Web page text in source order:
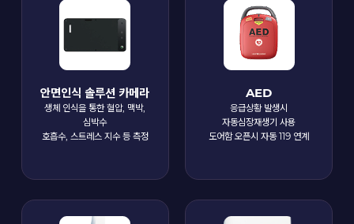
안면인식 솔루션 카메라
생체 인식을 통한 혈압, 맥박,
심박수
호흡수, 스트레스 지수 등 측정
AED
응급상황 발생시
자동심장재생기 사용
도어함 오픈시 자동 119 연계